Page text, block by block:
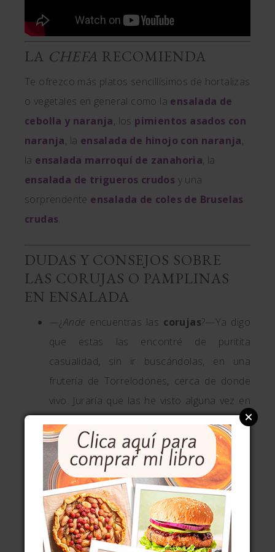
LA CHEFA RECOMIENDA
Te ofrezco más platos sencillísimos de hortalizas
o vegetales en general como la ensalada de
cebolla y naranja, los pimientos asados con
naranja, la ensalada de hinojo con naranja,
la ensalada marroquí de zanahoria, la
ensalada de trigueros crudos y una
sorprendente ensalada de coles de Bruselas
crudas.
DUDAS Y CONSEJOS SOBRE
LAS CORUJAS O PAMPLINAS
EN ENSALADA
—¿Ande encuentras las corujas?—Ya digo
que estas las encontré de puritita
casualidad, sin ir buscándolas, en una
frutería de Torrelodones, cerca de donde
vivo. Juraría que las he visto alguna vez en
El Corte Inglés y seguro que en temporada
en fruterías caras las encuentras, al menos
en Madrid.
—¿Cuálqueso curadohas usado? ¿Me
recomiendas alguno?— Un buen queso
manchego o castellano añejo te irá bien. Yo
he usado el añejo de Flor de Esgueva. Pero